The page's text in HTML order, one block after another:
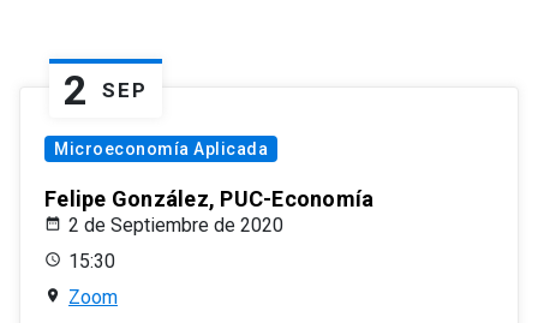
2 SEP
Microeconomía Aplicada
Felipe González, PUC-Economía
2 de Septiembre de 2020
15:30
Zoom